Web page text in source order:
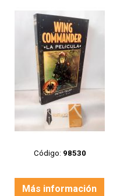
Código: 98530
Más información